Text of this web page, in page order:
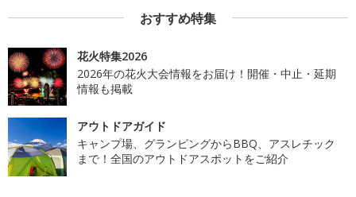
おすすめ特集
花火特集2026
2026年の花火大会情報をお届け！開催・中止・延期
情報も掲載
アウトドアガイド
キャンプ場、グランピングからBBQ、アスレチック
まで！全国のアウトドアスポットをご紹介